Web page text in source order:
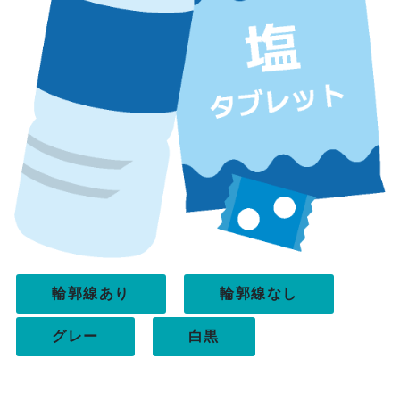
輪郭線あり 輪郭線なし
グレー 白黒